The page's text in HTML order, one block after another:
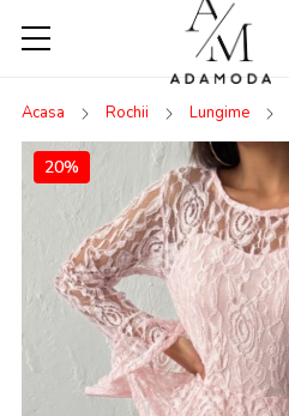
Acasa Rochii Lungime
20%